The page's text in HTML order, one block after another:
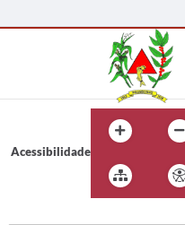
Acessibilidade